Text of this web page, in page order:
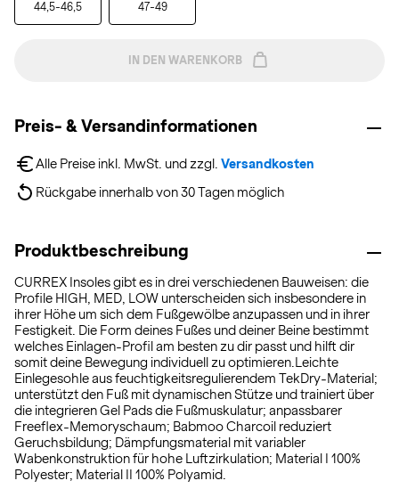
44,5-46,5 47-49
IN DEN WARENKORB
Preis- & Versandinformationen
Alle Preise inkl. MwSt. und zzgl. Versandkosten
Rückgabe innerhalb von 30 Tagen möglich
Produktbeschreibung
CURREX Insoles gibt es in drei verschiedenen Bauweisen: die
Profile HIGH, MED, LOW unterscheiden sich insbesondere in
ihrer Höhe um sich dem Fußgewölbe anzupassen und in ihrer
Festigkeit. Die Form deines Fußes und deiner Beine bestimmt
welches Einlagen-Profil am besten zu dir passt und hilft dir
somit deine Bewegung individuell zu optimieren.Leichte
Einlegesohle aus feuchtigkeitsregulierendem TekDry-Material;
unterstützt den Fuß mit dynamischen Stütze und trainiert über
die integrieren Gel Pads die Fußmuskulatur; anpassbarer
Freeflex-Memoryschaum; Babmoo Charcoil reduziert
Geruchsbildung; Dämpfungsmaterial mit variabler
Wabenkonstruktion für hohe Luftzirkulation; Material I 100%
Polyester; Material II 100% Polyamid.